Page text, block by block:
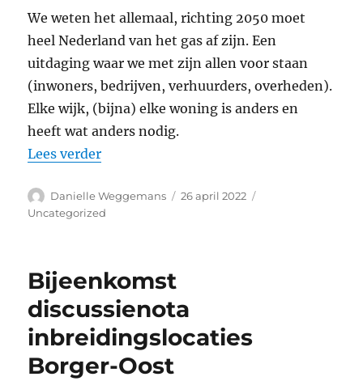
We weten het allemaal, richting 2050 moet
heel Nederland van het gas af zijn. Een
uitdaging waar we met zijn allen voor staan
(inwoners, bedrijven, verhuurders, overheden).
Elke wijk, (bijna) elke woning is anders en
heeft wat anders nodig.
Lees verder“Hoe krijgen we een hele wijk van het
Auteur
Danielle Weggemans
Geplaatst
26 april 2022
Uncategorized
Bijeenkomst
discussienota
inbreidingslocaties
Borger-Oost